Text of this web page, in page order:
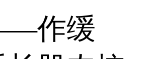
缓